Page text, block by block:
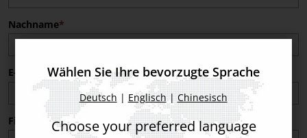
Nachname
E-Mail
Firma
Wählen Sie Ihre bevorzugte Sprache
Deutsch | Englisch |Chinesisch
Choose your preferred language